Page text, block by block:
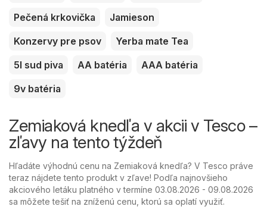
Pečená krkovička
Jamieson
Konzervy pre psov
Yerba mate Tea
5l sud piva
AA batéria
AAA batéria
9v batéria
Zemiaková knedľa v akcii v Tesco –
zľavy na tento týždeň
Hľadáte výhodnú cenu na Zemiaková knedľa? V Tesco práve
teraz nájdete tento produkt v zľave! Podľa najnovšieho
akciového letáku platného v termíne 03.08.2026 - 09.08.2026
sa môžete tešiť na zníženú cenu, ktorú sa oplatí využiť.